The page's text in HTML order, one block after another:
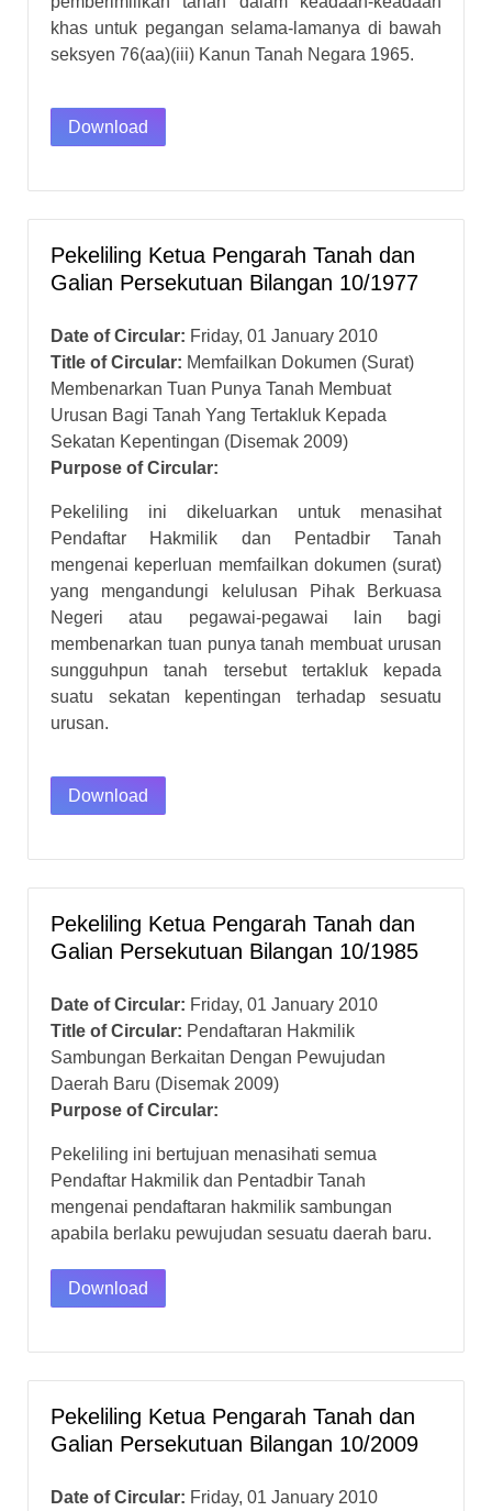
khas untuk pegangan selama-lamanya di bawah
seksyen 76(aa)(iii) Kanun Tanah Negara 1965.
Download
Pekeliling Ketua Pengarah Tanah dan
Galian Persekutuan Bilangan 10/1977
Date of Circular: Friday, 01 January 2010
Title of Circular: Memfailkan Dokumen (Surat)
Membenarkan Tuan Punya Tanah Membuat
Urusan Bagi Tanah Yang Tertakluk Kepada
Sekatan Kepentingan (Disemak 2009)
Purpose of Circular:
Pekeliling ini dikeluarkan untuk menasihat
Pendaftar Hakmilik dan Pentadbir Tanah
mengenai keperluan memfailkan dokumen (surat)
yang mengandungi kelulusan Pihak Berkuasa
Negeri atau pegawai-pegawai lain bagi
membenarkan tuan punya tanah membuat urusan
sungguhpun tanah tersebut tertakluk kepada
suatu sekatan kepentingan terhadap sesuatu
urusan.
Download
Pekeliling Ketua Pengarah Tanah dan
Galian Persekutuan Bilangan 10/1985
Date of Circular: Friday, 01 January 2010
Title of Circular: Pendaftaran Hakmilik
Sambungan Berkaitan Dengan Pewujudan
Daerah Baru (Disemak 2009)
Purpose of Circular:
Pekeliling ini bertujuan menasihati semua
Pendaftar Hakmilik dan Pentadbir Tanah
mengenai pendaftaran hakmilik sambungan
apabila berlaku pewujudan sesuatu daerah baru.
Download
Pekeliling Ketua Pengarah Tanah dan
Galian Persekutuan Bilangan 10/2009
Date of Circular: Friday, 01 January 2010